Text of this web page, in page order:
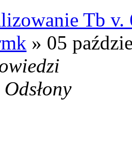
Tb v.
» 05
Odsłony